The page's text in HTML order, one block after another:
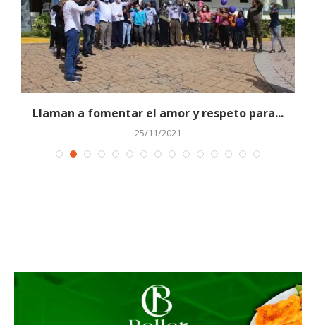
Llaman a fomentar el amor y respeto para...
25/11/2021